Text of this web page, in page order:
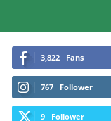
3,822 Fans
767 Follower
9 Follower